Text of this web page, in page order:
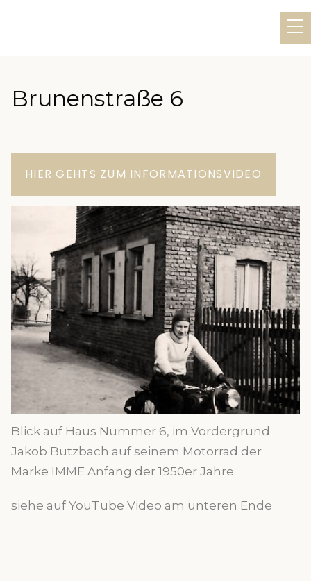
Brunenstraße 6
HIER GEHTS ZUM INFORMATIONSVIDEO
Blick auf Haus Nummer 6, im Vordergrund
Jakob Butzbach auf seinem Motorrad der
Marke IMME Anfang der 1950er Jahre.
siehe auf YouTube Video am unteren Ende